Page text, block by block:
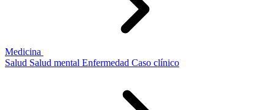
Medicina
Salud Salud mental Enfermedad Caso clínico